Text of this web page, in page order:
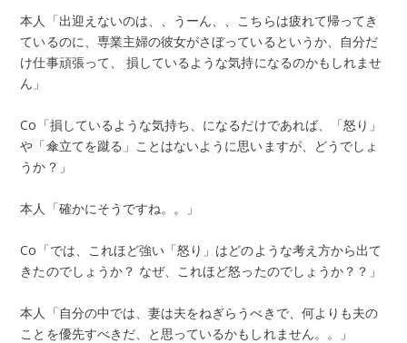
本人「出迎えないのは、、うーん、、こちらは疲れて帰ってき
ているのに、専業主婦の彼女がさぼっているというか、自分だ
け仕事頑張って、 損しているような気持になるのかもしれませ
ん」
Co「損しているような気持ち、になるだけであれば、「怒り」
や「傘立てを蹴る」ことはないように思いますが、どうでしょ
うか？」
本人「確かにそうですね。。」
Co「では、これほど強い「怒り」はどのような考え方から出て
きたのでしょうか？ なぜ、これほど怒ったのでしょうか？？」
本人「自分の中では、妻は夫をねぎらうべきで、何よりも夫の
ことを優先すべきだ、と思っているかもしれません。。」